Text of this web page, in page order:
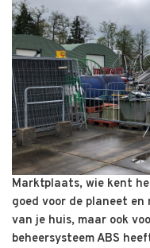
Marktplaats, wie kent
goed voor de planeet
van je huis, maar ook
beheersysteem ABS